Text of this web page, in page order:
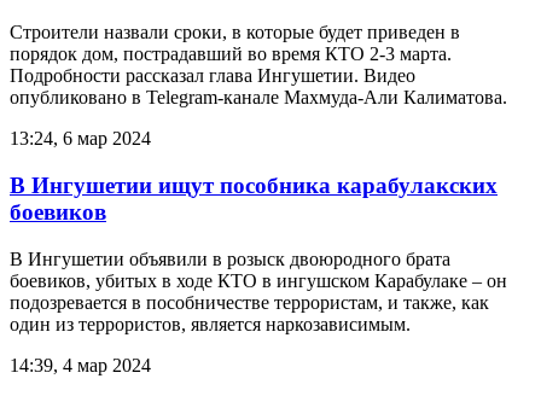
Строители назвали сроки, в которые будет приведен в
порядок дом, пострадавший во время КТО 2-3 марта.
Подробности рассказал глава Ингушетии. Видео
опубликовано в Telegram-канале Махмуда-Али Калиматова.
13:24, 6 мар 2024
В Ингушетии ищут пособника карабулакских
боевиков
В Ингушетии объявили в розыск двоюродного брата
боевиков, убитых в ходе КТО в ингушском Карабулаке – он
подозревается в пособничестве террористам, и также, как
один из террористов, является наркозависимым.
14:39, 4 мар 2024